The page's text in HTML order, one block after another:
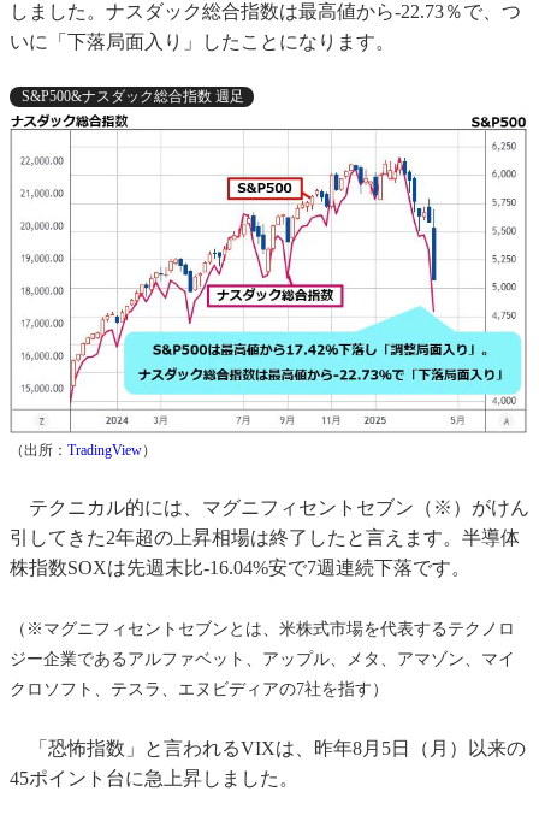
しました。ナスダック総合指数は最高値から-22.73％で、つ
いに「下落局面入り」したことになります。
S&P500&ナスダック総合指数 週足
（出所： TradingView）
テクニカル的には、マグニフィセントセブン（※）がけん
引してきた2年超の上昇相場は終了したと言えます。半導体
株指数SOXは先週末比-16.04%安で7週連続下落です。
（※マグニフィセントセブンとは、米株式市場を代表するテクノロ
ジー企業であるアルファベット、アップル、メタ、アマゾン、マイ
クロソフト、テスラ、エヌビディアの7社を指す）
「恐怖指数」と言われるVIXは、昨年8月5日（月）以来の
45ポイント台に急上昇しました。